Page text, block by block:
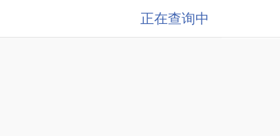
正在查询中